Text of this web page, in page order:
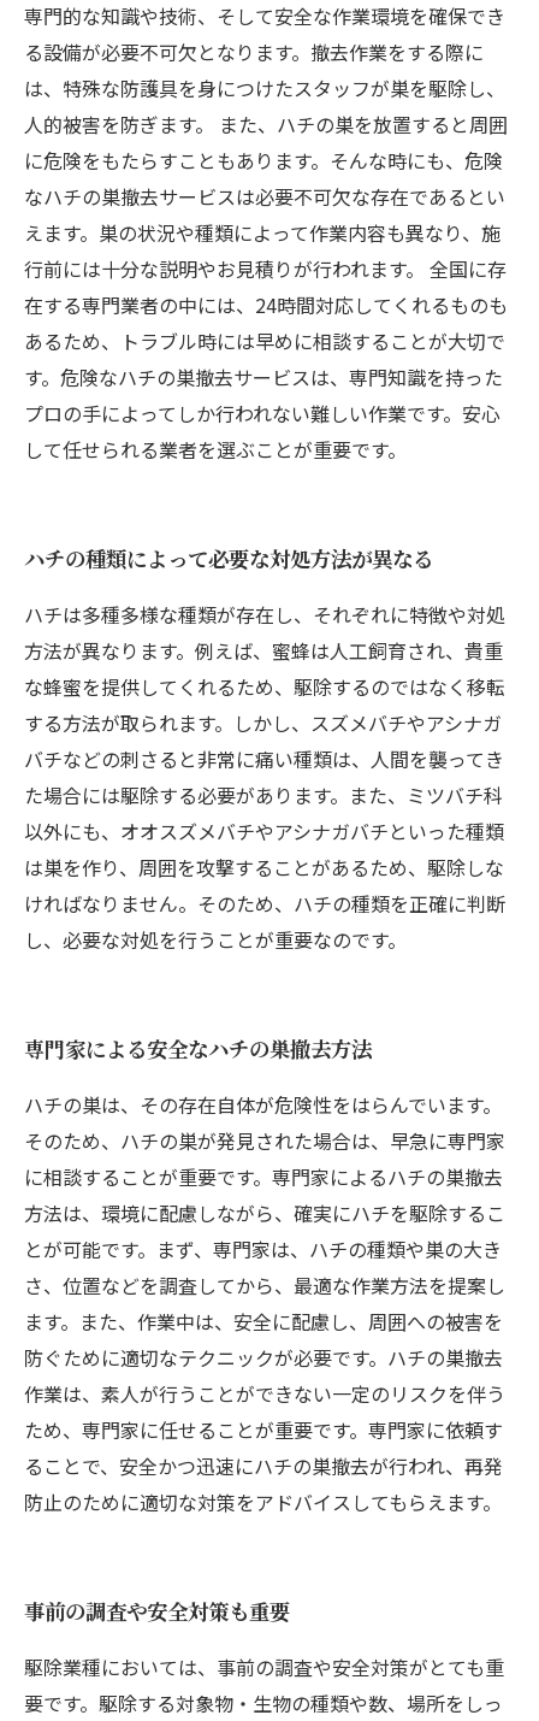
専門的な知識や技術、そして安全な作業環境を確保でき
る設備が必要不可欠となります。撤去作業をする際に
は、特殊な防護具を身につけたスタッフが巣を駆除し、
人的被害を防ぎます。 また、ハチの巣を放置すると周囲
に危険をもたらすこともあります。そんな時にも、危険
なハチの巣撤去サービスは必要不可欠な存在であるとい
えます。巣の状況や種類によって作業内容も異なり、施
行前には十分な説明やお見積りが行われます。 全国に存
在する専門業者の中には、24時間対応してくれるものも
あるため、トラブル時には早めに相談することが大切で
す。危険なハチの巣撤去サービスは、専門知識を持った
プロの手によってしか行われない難しい作業です。安心
して任せられる業者を選ぶことが重要です。
ハチの種類によって必要な対処方法が異なる
ハチは多種多様な種類が存在し、それぞれに特徴や対処
方法が異なります。例えば、蜜蜂は人工飼育され、貴重
な蜂蜜を提供してくれるため、駆除するのではなく移転
する方法が取られます。しかし、スズメバチやアシナガ
バチなどの刺さると非常に痛い種類は、人間を襲ってき
た場合には駆除する必要があります。また、ミツバチ科
以外にも、オオスズメバチやアシナガバチといった種類
は巣を作り、周囲を攻撃することがあるため、駆除しな
ければなりません。そのため、ハチの種類を正確に判断
し、必要な対処を行うことが重要なのです。
専門家による安全なハチの巣撤去方法
ハチの巣は、その存在自体が危険性をはらんでいます。
そのため、ハチの巣が発見された場合は、早急に専門家
に相談することが重要です。専門家によるハチの巣撤去
方法は、環境に配慮しながら、確実にハチを駆除するこ
とが可能です。まず、専門家は、ハチの種類や巣の大き
さ、位置などを調査してから、最適な作業方法を提案し
ます。また、作業中は、安全に配慮し、周囲への被害を
防ぐために適切なテクニックが必要です。ハチの巣撤去
作業は、素人が行うことができない一定のリスクを伴う
ため、専門家に任せることが重要です。専門家に依頼す
ることで、安全かつ迅速にハチの巣撤去が行われ、再発
防止のために適切な対策をアドバイスしてもらえます。
事前の調査や安全対策も重要
駆除業種においては、事前の調査や安全対策がとても重
要です。駆除する対象物・生物の種類や数、場所をしっ